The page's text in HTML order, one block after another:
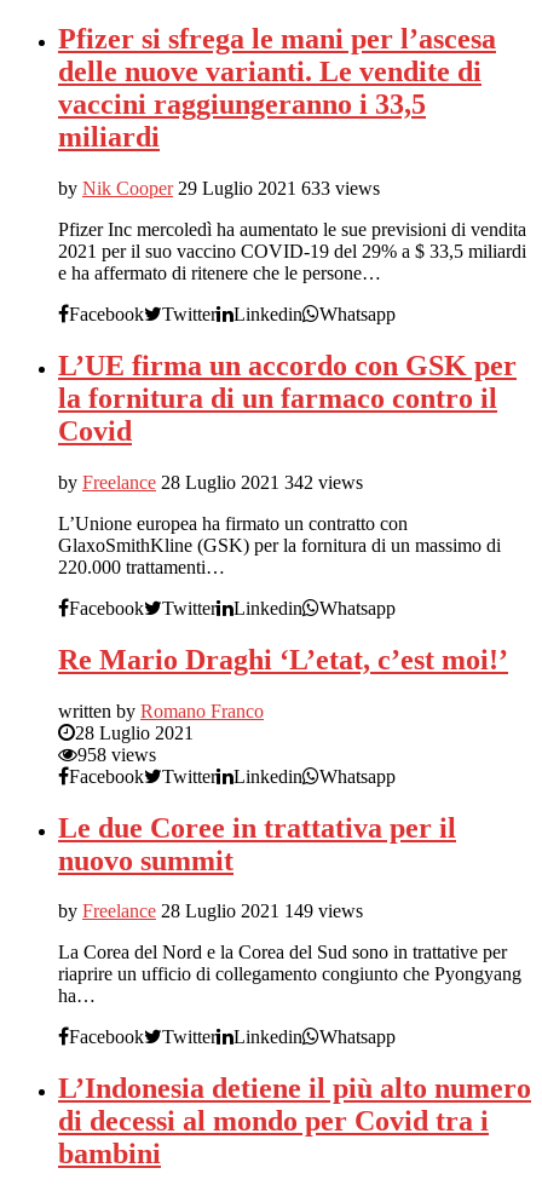
Pfizer si sfrega le mani per l’ascesa
delle nuove varianti. Le vendite di
vaccini raggiungeranno i 33,5
miliardi
by Nik Cooper 29 Luglio 2021 633 views
Pfizer Inc mercoledì ha aumentato le sue previsioni di vendita
2021 per il suo vaccino COVID-19 del 29% a $ 33,5 miliardi
e ha affermato di ritenere che le persone…
Facebook
Twitter Linkedin Whatsapp
L’UE firma un accordo con GSK per
la fornitura di un farmaco contro il
Covid
by Freelance 28 Luglio 2021 342 views
L’Unione europea ha firmato un contratto con
GlaxoSmithKline (GSK) per la fornitura di un massimo di
220.000 trattamenti…
Facebook
Twitter Linkedin Whatsapp
Re Mario Draghi ‘L’etat, c’est moi!’
written by Romano Franco
28 Luglio 2021
958 views
Facebook
Twitter Linkedin Whatsapp
Le due Coree in trattativa per il
nuovo summit
by Freelance 28 Luglio 2021 149 views
La Corea del Nord e la Corea del Sud sono in trattative per
riaprire un ufficio di collegamento congiunto che Pyongyang
ha…
Facebook
Twitter Linkedin Whatsapp
L’Indonesia detiene il più alto numero
di decessi al mondo per Covid tra i
bambini